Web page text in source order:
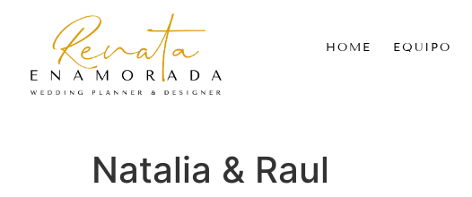
HOME EQUIPO
Natalia & Raul